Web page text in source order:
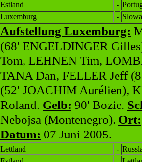
Estland
-
Luxemburg
-
Aufstellung Luxemburg:
(68' ENGELDINGER
Tom, LEHNEN Tim,
TANA Dan, FELLER Jeff
(52' JOACHIM Aurélien),
Roland. Gelb: 90' Bozic.
Nebojsa (Montenegro). Ort:
Datum: 07 Juni 2005.
Lettland -